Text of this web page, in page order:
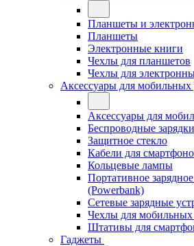
Планшеты и
Планшеты
Электронные книги
Чехлы для планшетов
Чехлы для
Аксессуары для мобильных
Аксессуары для
Беспроводные
Защитное стекло
Кабели для
Кольцевые лампы
Портативное
(Powerbank)
Сетевые зарядные
Чехлы для мобильных
Штативы для
Гаджеты